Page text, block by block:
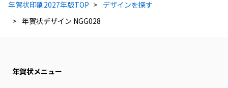
年賀状印刷2027年版TOP
デザインを探す
年賀状デザイン NGG028
年賀状メニュー